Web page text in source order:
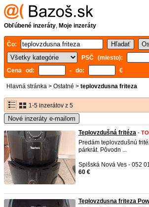
Obľúbené inzeráty, Moje inzeráty
Čo:
PSČ (miesto):
Cena od:
- do: €
Hlavná stránka > Ostatné > teplovzdusna friteza
1-5 inzerátov z 5
Nové inzeráty e-mailom
Teplovzdušná fritéza -
Predám teplovzdušnú
párkrát. Pôvodn ...
Spišská Nová Ves - 052
60 €
Teplovzdusna friteza